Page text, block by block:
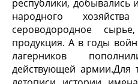
республики, добывались
народного
сероводородное
продукция. А в годы
лагерников
действующей армии.Для